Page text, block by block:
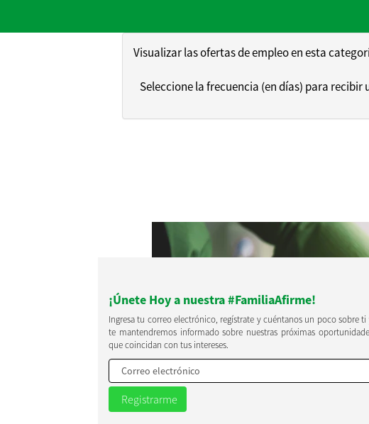
Visualizar las ofertas de empleo en esta
Seleccione la frecuencia (en días) para recibir
¡Únete Hoy a nuestra #FamiliaAfirme!
Ingresa tu correo electrónico, regístrate y cuéntanos un poco sobre ti
te mantendremos informado sobre nuestras próximas
que coincidan con tus intereses.